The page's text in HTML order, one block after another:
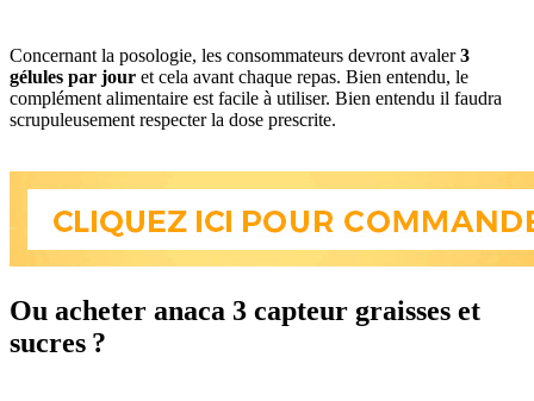
Concernant la posologie, les consommateurs devront avaler3
gélules par jour et cela avant chaque repas. Bien entendu, le
complément alimentaire est facile à utiliser. Bien entendu il faudra
scrupuleusement respecter la dose prescrite.
Ou acheter anaca 3 capteur graisses et
sucres ?